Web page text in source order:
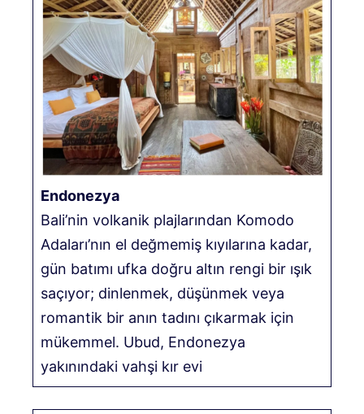
Endonezya
Bali’nin volkanik plajlarından Komodo
Adaları’nın el değmemiş kıyılarına kadar,
gün batımı ufka doğru altın rengi bir ışık
saçıyor; dinlenmek, düşünmek veya
romantik bir anın tadını çıkarmak için
mükemmel. Ubud, Endonezya
yakınındaki vahşi kır evi